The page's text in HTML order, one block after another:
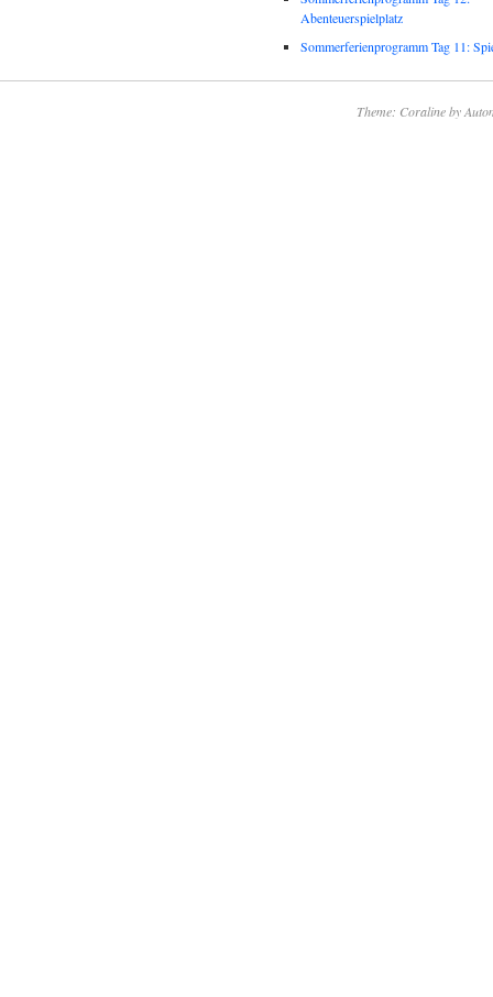
Abenteuerspielplatz
Sommerferienprogramm Tag 11:
Theme: Coraline by